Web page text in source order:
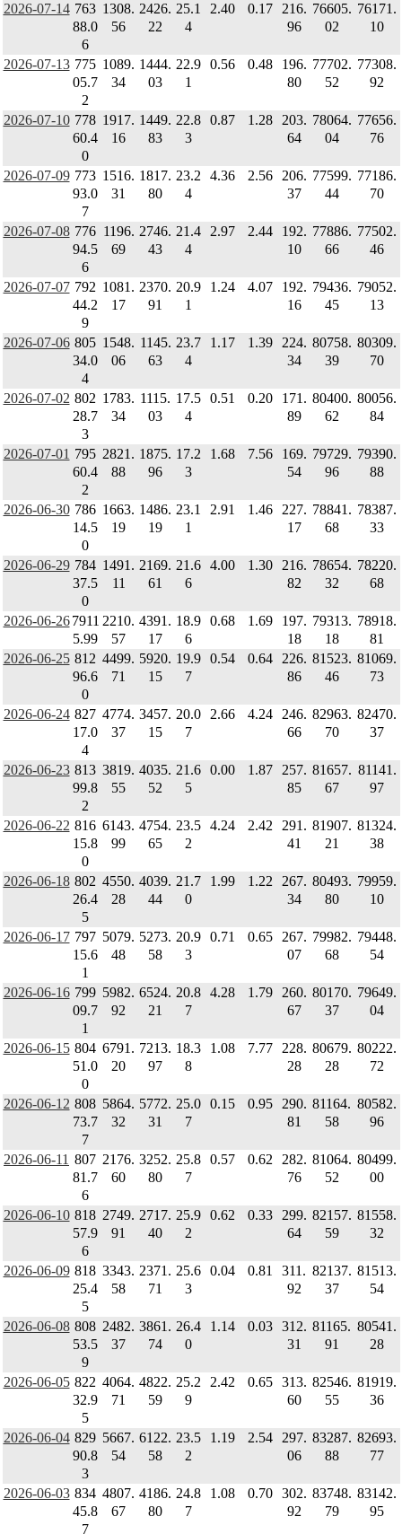
2026-07-14 763
88.0
6
1308.
56
2426.
22
25.1
4
2.40 0.17
216.
96
76605.
02
76171.
10
2026-07-13 775
05.7
2
1089.
34
1444.
03
22.9
1
0.56 0.48
196.
80
77702.
52
77308.
92
2026-07-10 778
60.4
0
1917.
16
1449.
83
22.8
3
0.87 1.28
203.
64
78064.
04
77656.
76
2026-07-09 773
93.0
7
1516.
31
1817.
80
23.2
4
4.36 2.56
206.
37
77599.
44
77186.
70
2026-07-08 776
94.5
6
1196.
69
2746.
43
21.4
4
2.97 2.44
192.
10
77886.
66
77502.
46
2026-07-07 792
44.2
9
1081.
17
2370.
91
20.9
1
1.24 4.07
192.
16
79436.
45
79052.
13
2026-07-06 805
34.0
4
1548.
06
1145.
63
23.7
4
1.17 1.39
224.
34
80758.
39
80309.
70
2026-07-02 802
28.7
3
1783.
34
1115.
03
17.5
4
0.51 0.20
171.
89
80400.
62
80056.
84
2026-07-01 795
60.4
2
2821.
88
1875.
96
17.2
3
1.68 7.56
169.
54
79729.
96
79390.
88
2026-06-30 786
14.5
0
1663.
19
1486.
19
23.1
1
2.91 1.46
227.
17
78841.
68
78387.
33
2026-06-29 784
37.5
0
1491.
11
2169.
61
21.6
6
4.00 1.30
216.
82
78654.
32
78220.
68
2026-06-26 7911
5.99
2210.
57
4391.
17
18.9
6
0.68 1.69
197.
18
79313.
18
78918.
81
2026-06-25 812
96.6
0
4499.
71
5920.
15
19.9
7
0.54 0.64
226.
86
81523.
46
81069.
73
2026-06-24 827
17.0
4
4774.
37
3457.
15
20.0
7
2.66 4.24
246.
66
82963.
70
82470.
37
2026-06-23 813
99.8
2
3819.
55
4035.
52
21.6
5
0.00 1.87
257.
85
81657.
67
81141.
97
2026-06-22 816
15.8
0
6143.
99
4754.
65
23.5
2
4.24 2.42
291.
41
81907.
21
81324.
38
2026-06-18 802
26.4
5
4550.
28
4039.
44
21.7
0
1.99 1.22
267.
34
80493.
80
79959.
10
2026-06-17 797
15.6
1
5079.
48
5273.
58
20.9
3
0.71 0.65
267.
07
79982.
68
79448.
54
2026-06-16 799
09.7
1
5982.
92
6524.
21
20.8
7
4.28 1.79
260.
67
80170.
37
79649.
04
2026-06-15 804
51.0
0
6791.
20
7213.
97
18.3
8
1.08 7.77
228.
28
80679.
28
80222.
72
2026-06-12 808
73.7
7
5864.
32
5772.
31
25.0
7
0.15 0.95
290.
81
81164.
58
80582.
96
2026-06-11 807
81.7
6
2176.
60
3252.
80
25.8
7
0.57 0.62
282.
76
81064.
52
80499.
00
2026-06-10 818
57.9
6
2749.
91
2717.
40
25.9
2
0.62 0.33
299.
64
82157.
59
81558.
32
2026-06-09 818
25.4
5
3343.
58
2371.
71
25.6
3
0.04 0.81
311.
92
82137.
37
81513.
54
2026-06-08 808
53.5
9
2482.
37
3861.
74
26.4
0
1.14 0.03
312.
31
81165.
91
80541.
28
2026-06-05 822
32.9
5
4064.
71
4822.
59
25.2
9
2.42 0.65
313.
60
82546.
55
81919.
36
2026-06-04 829
90.8
3
5667.
54
6122.
58
23.5
2
1.19 2.54
297.
06
83287.
88
82693.
77
2026-06-03 834
45.8
7
4807.
67
4186.
80
24.8
7
1.08 0.70
302.
92
83748.
79
83142.
95